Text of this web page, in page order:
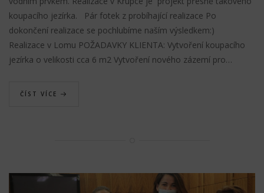
koupacího jezírka. Pár fotek z probíhající realizace Po
dokončení realizace se pochlubíme naším výsledkem:)
Realizace v Lomu POŽADAVKY KLIENTA: Vytvoření koupacího
jezírka o velikosti cca 6 m2 Vytvoření nového zázemí pro…
ČÍST VÍCE